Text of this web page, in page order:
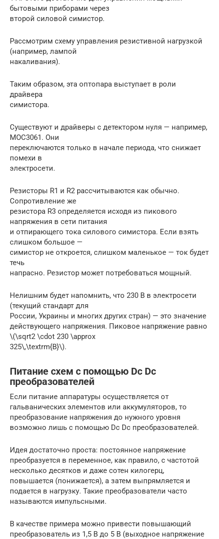
бытовыми приборами через
второй силовой симистор.
Рассмотрим схему управления резистивной нагрузкой
(например, лампой
накаливания).
Таким образом, эта оптопара выступает в роли
драйвера
симистора.
Существуют и драйверы с детектором нуля — например,
MOC3061. Они
переключаются только в начале периода, что снижает
помехи в
электросети.
Резисторы R1 и R2 рассчитываются как обычно.
Сопротивление же
резистора R3 определяется исходя из пикового
напряжения в сети питания
и отпирающего тока силового симистора. Если взять
слишком большое —
симистор не откроется, слишком маленькое — ток будет
течь
напрасно. Резистор может потребоваться мощный.
Нелишним будет напомнить, что 230 В в электросети
(текущий стандарт для
России, Украины и многих других стран) — это значение
действующего напряжения. Пиковое напряжение равно
\(\sqrt2 \cdot 230 \approx
325\,\textrm{В}\).
Питание схем с помощью Dc Dc
преобразователей
Если питание аппаратуры осуществляется от
гальванических элементов или аккумуляторов, то
преобразование напряжения до нужного уровня
возможно лишь с помощью Dc Dc преобразователей.
Идея достаточно проста: постоянное напряжение
преобразуется в переменное, как правило, с частотой
несколько десятков и даже сотен килогерц,
повышается (понижается), а затем выпрямляется и
подается в нагрузку. Такие преобразователи часто
называются импульсными.
В качестве примера можно привести повышающий
преобразователь из 1,5 В до 5 В (выходное напряжение